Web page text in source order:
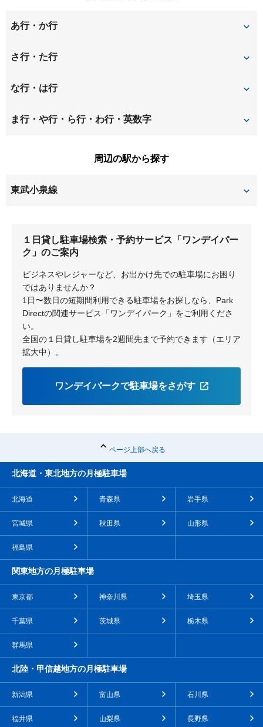
あ行・か行
飯塚町
北小泉
さ行・た行
坂田
仙石 高林寿町
な行・は行
西小泉 西矢島町
ま行・や行・ら行・わ行・英数字
周辺の駅から探す
東武小泉線
１日貸し駐車場検索・予約サービス「ワンデイパー
ク」のご案内
ビジネスやレジャーなど、お出かけ先での駐車場にお困り
ではありませんか？
1日〜数日の短期間利用できる駐車場をお探しなら、Park
Directの関連サービス「ワンデイパーク」をご利用くださ
い。
全国の１日貸し駐車場を2週間先まで予約できます（エリア
拡大中）。
ワンデイパークで駐車場をさがす
ページ上部へ戻る
北海道・東北地方の月極駐車場
北海道 青森県 岩手県
宮城県 秋田県 山形県
福島県
関東地方の月極駐車場
東京都 神奈川県 埼玉県
千葉県 茨城県 栃木県
群馬県
北陸・甲信越地方の月極駐車場
新潟県 富山県 石川県
福井県 山梨県 長野県